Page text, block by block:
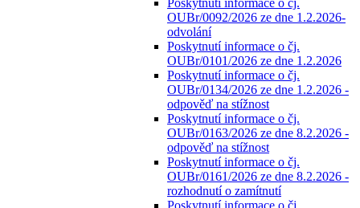
Poskytnutí informace o čj.
OUBr/0092/2026 ze dne 1.2.2026-
odvolání
Poskytnutí informace o čj.
OUBr/0101/2026 ze dne 1.2.2026
Poskytnutí informace o čj.
OUBr/0134/2026 ze dne 1.2.2026 -
odpověď na stížnost
Poskytnutí informace o čj.
OUBr/0163/2026 ze dne 8.2.2026 -
odpověď na stížnost
Poskytnutí informace o čj.
OUBr/0161/2026 ze dne 8.2.2026 -
rozhodnutí o zamítnutí
Poskytnutí informace o čj.